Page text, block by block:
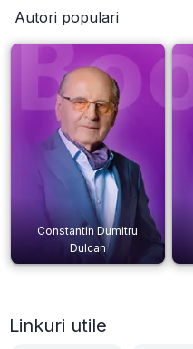
Autori populari
Constantin Dumitru
Dulcan
Linkuri utile